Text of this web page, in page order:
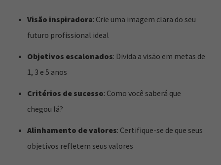
Visão inspiradora: Crie uma imagem clara do seu
futuro profissional ideal
Objetivos escalonados: Divida a visão em metas de
1, 3 e 5 anos
Critérios de sucesso: Como você saberá que
chegou lá?
Alinhamento de valores: Certifique-se de que seus
objetivos refletem seus valores